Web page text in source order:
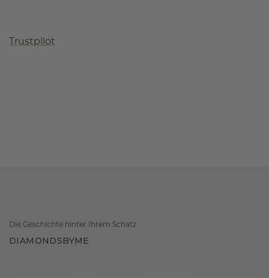
Trustpilot
Die Geschichte hinter Ihrem Schatz
DIAMONDSBYME